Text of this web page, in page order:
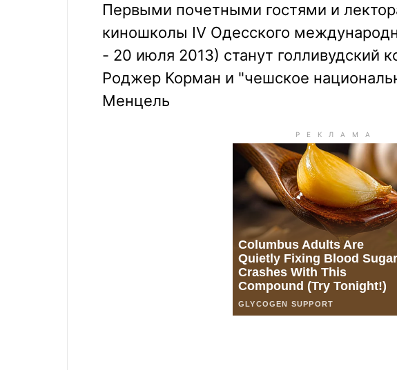
Первыми почетными гостями и
киношколы IV Одесского
- 20 июля 2013) станут голливудский
Роджер Корман и "чешское
Менцель